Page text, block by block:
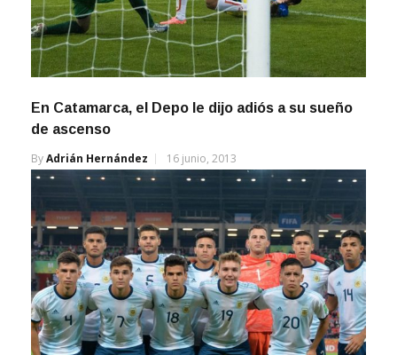
En Catamarca, el Depo le dijo adiós a su sueño
de ascenso
ByAdrián Hernández 16 junio, 2013